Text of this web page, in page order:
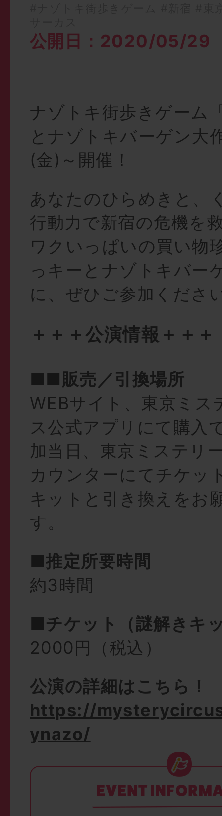
公開日：2020/05/29
ナゾトキ街歩きゲーム
とナゾトキバーゲン大
(金)～開催！
あなたのひらめきと、
行動力で新宿の危機を
ワクいっぱいの買い物
っキーとナゾトキバー
に、ぜひご参加くださ
＋＋＋公演情報＋＋＋
■■販売／引換場所
WEBサイト、東京ミス
ス公式アプリにて購入
加当日、東京ミステリ
カウンターにてチケッ
キットと引き換えをお
す。
■推定所要時間
約3時間
■チケット（謎解きキ
2000円（税込）
公演の詳細はこちら！
https://
ynazo/